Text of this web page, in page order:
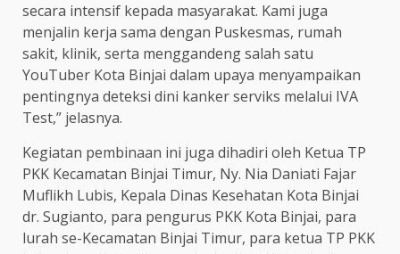
secara intensif kepada masyarakat. Kami juga
menjalin kerja sama dengan Puskesmas, rumah
sakit, klinik, serta menggandeng salah satu
YouTuber Kota Binjai dalam upaya menyampaikan
pentingnya deteksi dini kanker serviks melalui IVA
Test,” jelasnya.
Kegiatan pembinaan ini juga dihadiri oleh Ketua TP
PKK Kecamatan Binjai Timur, Ny. Nia Daniati Fajar
Muflikh Lubis, Kepala Dinas Kesehatan Kota Binjai
dr. Sugianto, para pengurus PKK Kota Binjai, para
lurah se-Kecamatan Binjai Timur, para ketua TP PKK